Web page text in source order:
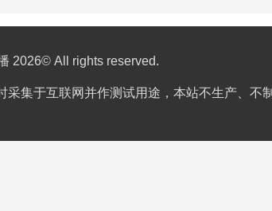
2026© All rights reserved.
集于互联网并作测试用途，本站不生产、不